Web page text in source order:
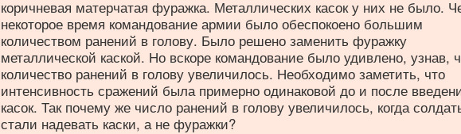
коричневая матерчатая фуражка. Металлических касок у них не было.
некоторое время командование армии было обеспокоено большим
количеством ранений в голову. Было решено заменить фуражку
металлической каской. Но вскоре командование было удивлено, узнав,
количество ранений в голову увеличилось. Необходимо заметить, что
интенсивность сражений была примерно одинаковой до и после
касок. Так почему же число ранений в голову увеличилось, когда
стали надевать каски, а не фуражки?